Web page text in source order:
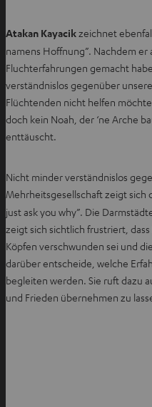
Atakan Kayacikzeichnet
namens Hoffnung”. Nachdem er
Fluchterfahrungen gemacht
verständnislos gegenüber
Flüchtenden nicht helfen
doch kein Noah, der ‘ne Arche
enttäuscht.
Nicht minder verständnislos
Mehrheitsgesellschaft zeigt sich
just ask you why”. Die
zeigt sich sichtlich frustriert,
Köpfen verschwunden sei und
darüber entscheide, welche
begleiten werden. Sie ruft dazu
und Frieden übernehmen zu